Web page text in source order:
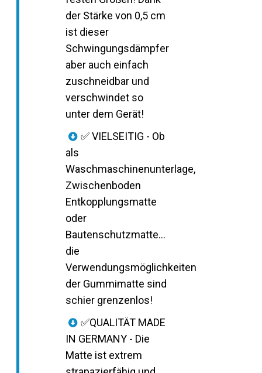
der Stärke von 0,5 cm
ist dieser
Schwingungsdämpfer
aber auch einfach
zuschneidbar und
verschwindet so
unter dem Gerät!
✅ VIELSEITIG - Ob
als
Waschmaschinenunterlage,
Zwischenboden
Entkopplungsmatte
oder
Bautenschutzmatte…
die
Verwendungsmöglichkeiten
der Gummimatte sind
schier grenzenlos!
✅QUALITÄT MADE
IN GERMANY - Die
Matte ist extrem